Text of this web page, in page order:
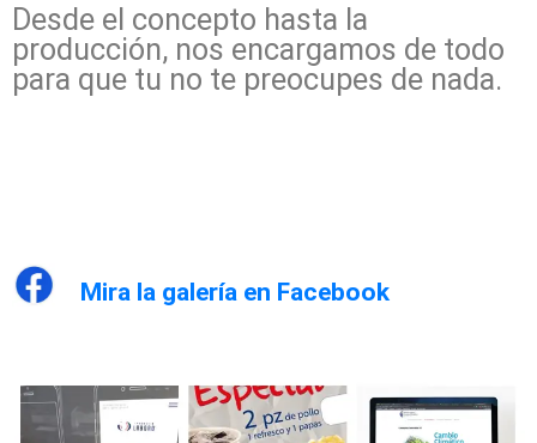
Desde el concepto hasta la
producción, nos encargamos de todo
para que tu no te preocupes de nada.
Mira la galería en Facebook